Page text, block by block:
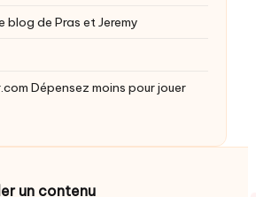
blog de Pras et Jeremy
Dépensez moins pour jouer
un contenu